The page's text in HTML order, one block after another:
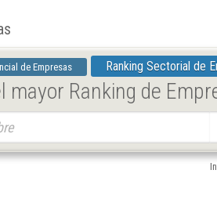
de Empresas Ranking Sectorial de
Ranking de